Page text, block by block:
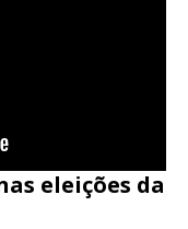
eleições da